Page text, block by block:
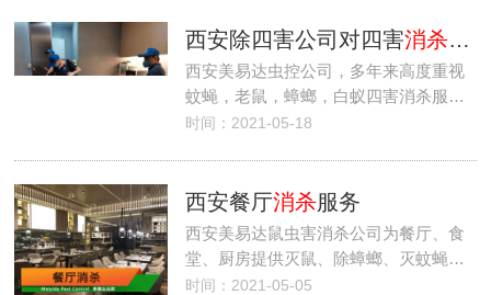
西安除四害公司对四害消杀服
西安美易达虫控公司，多年来高度重视
蚊蝇，老鼠，蟑螂，白蚁四害消杀服…
时间：2021-05-18
西安餐厅消杀服务
西安美易达鼠虫害消杀公司为餐厅、食
堂、厨房提供灭鼠、除蟑螂、灭蚊蝇…
时间：2021-05-05